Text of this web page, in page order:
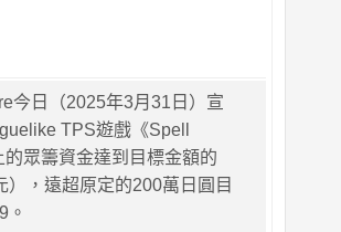
今日（2025年3月31日）宣
TPS遊戲《Spell
眾籌資金達到目標金額的
，遠超原定的200萬日圓目
。